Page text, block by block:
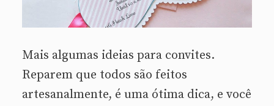
Mais algumas ideias para convites.
Reparem que todos são feitos
artesanalmente, é uma ótima dica, e você